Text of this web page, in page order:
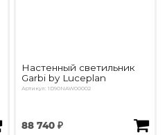
Настенный светильник
Garbi by Luceplan
Артикул: 1D90NAW00002
88 740 ₽